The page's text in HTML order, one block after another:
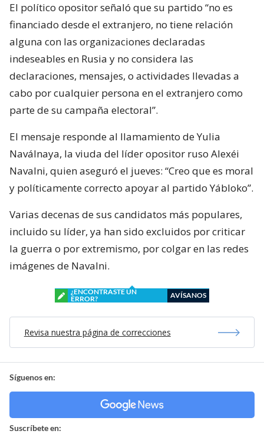
El político opositor señaló que su partido “no es
financiado desde el extranjero, no tiene relación
alguna con las organizaciones declaradas
indeseables en Rusia y no considera las
declaraciones, mensajes, o actividades llevadas a
cabo por cualquier persona en el extranjero como
parte de su campaña electoral”.
El mensaje responde al llamamiento de Yulia
Naválnaya, la viuda del líder opositor ruso Alexéi
Navalni, quien aseguró el jueves: “Creo que es moral
y políticamente correcto apoyar al partido Yábloko”.
Varias decenas de sus candidatos más populares,
incluido su líder, ya han sido excluidos por criticar
la guerra o por extremismo, por colgar en las redes
imágenes de Navalni.
¿ENCONTRASTE UN
ERROR?
AVÍSANOS
Revisa nuestra página de correcciones
Síguenos en:
Suscríbete en: